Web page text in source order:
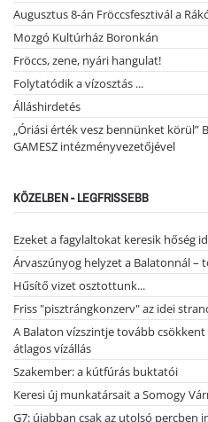
Augusztus 8-án Fröccsfesztivál a
Mozgó Kultúrház Boronkán
Fröccs, zene, nyári hangulat!
Folytatódik a vízosztás ...
Álláshirdetés
„Óriási érték vesz bennünket körül”
GAMESZ intézményvezetőjével
KÖZELBEN - LEGFRISSEBB
Ezeket a fagylaltokat keresik hőség
Árvaszúnyog helyzet a Balatonnál –
Hűsítő vizet osztottunk...
Friss "pisztrángkonzerv" az idei
A Balaton vízszintje tovább
átlagos vízállás
Szakember: a kútfúrás buktatói
Keresi új munkatársait a Somogy
G7: újabban csak az utolsó percben